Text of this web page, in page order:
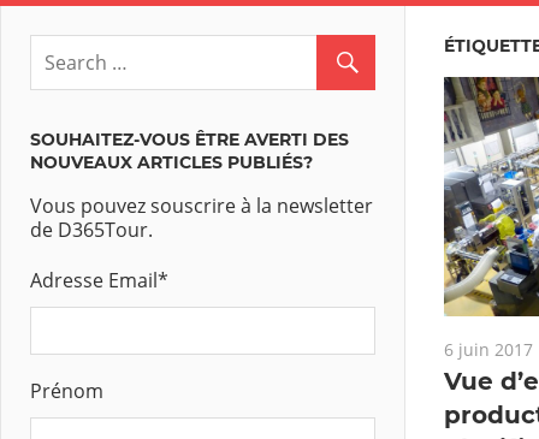
6 juin 2017
Vue
SOUHAITEZ-VOUS ÊTRE AVERTI DES
NOUVEAUX ARTICLES PUBLIÉS?
Vous pouvez souscrire à la newsletter
de D365Tour.
Adresse Email*
Prénom